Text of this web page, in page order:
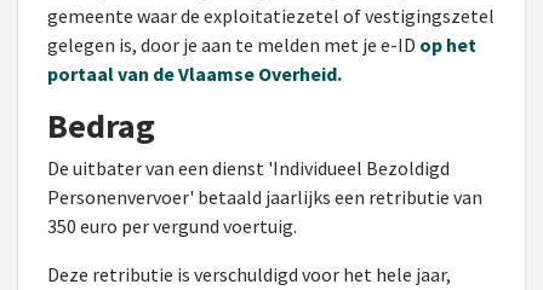
gemeente waar de exploitatiezetel of vestigingszetel
gelegen is, door je aan te melden met je e-ID op het
portaal van de Vlaamse Overheid.
Bedrag
De uitbater van een dienst 'Individueel Bezoldigd
Personenvervoer' betaald jaarlijks een retributie van
350 euro per vergund voertuig.
Deze retributie is verschuldigd voor het hele jaar,